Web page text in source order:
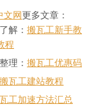
文网 更多文章：
解： 搬瓦工新手教
程
理： 搬瓦工优惠码
搬瓦工建站教程
工加速方法汇总